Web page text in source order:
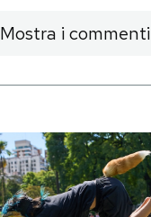
Mostra i commenti